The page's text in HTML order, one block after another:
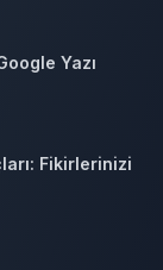
Yazı
Fikirlerinizi